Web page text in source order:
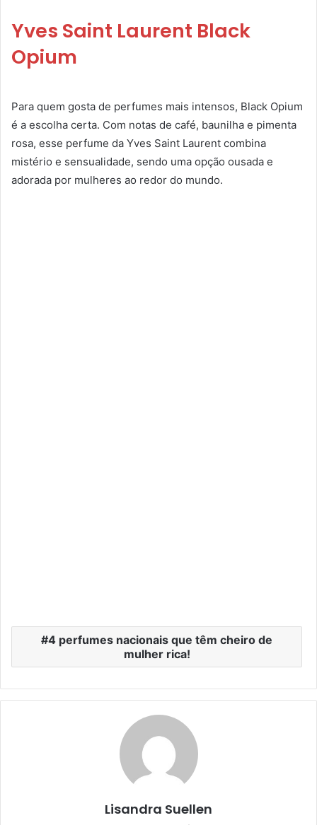
Yves Saint Laurent Black
Opium
Para quem gosta de perfumes mais intensos, Black Opium
é a escolha certa. Com notas de café, baunilha e pimenta
rosa, esse perfume da Yves Saint Laurent combina
mistério e sensualidade, sendo uma opção ousada e
adorada por mulheres ao redor do mundo.
4 perfumes nacionais que têm cheiro de
mulher rica!
Lisandra Suellen